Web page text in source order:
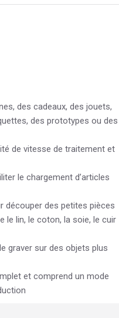
des cadeaux, des jouets,
des prototypes ou des
de vitesse de traitement et
le chargement d’articles
découper des petites pièces
le lin, le coton, la soie, le cuir
graver sur des objets plus
et comprend un mode